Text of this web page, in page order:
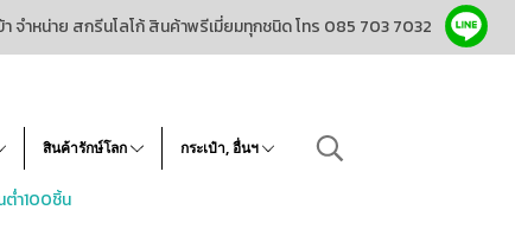
า จำหน่าย สกรีนโลโก้ สินค้าพรีเมี่ยมทุกชนิด โทร 085 703 7032
สินค้ารักษ์โลก กระเป๋า, อื่นฯ
ต่ำ100ชิ้น